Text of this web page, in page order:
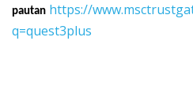
pautan https://
q=quest3plus